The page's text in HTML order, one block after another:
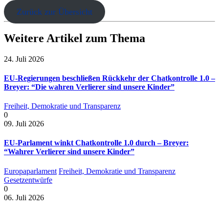
Zurück zur Übersicht
Weitere Artikel zum Thema
24. Juli 2026
EU-Regierungen beschließen Rückkehr der Chatkontrolle 1.0 –
Breyer: “Die wahren Verlierer sind unsere Kinder”
Freiheit, Demokratie und Transparenz
0
09. Juli 2026
EU-Parlament winkt Chatkontrolle 1.0 durch – Breyer:
“Wahrer Verlierer sind unsere Kinder”
Europaparlament Freiheit, Demokratie und Transparenz
Gesetzentwürfe
0
06. Juli 2026